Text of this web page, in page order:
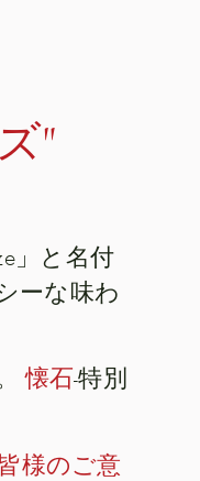
"
」と名付
ーな味わ
懐石-特別
皆様のご意